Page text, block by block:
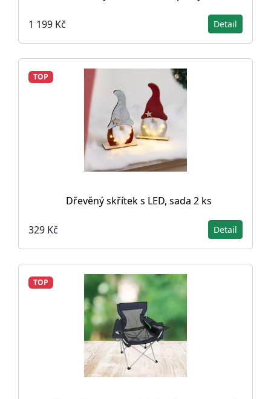
1 199 Kč Detail
TOP
Dřevěný skřítek s LED, sada 2 ks
329 Kč Detail
TOP